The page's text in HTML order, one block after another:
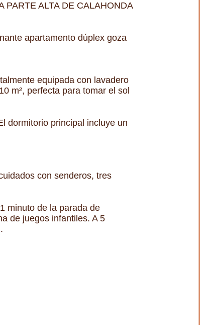
PARTE ALTA DE CALAHONDA
apartamento dúplex goza
equipada con lavadero
m², perfecta para tomar el sol
dormitorio principal incluye un
con senderos, tres
minuto de la parada de
de juegos infantiles. A 5